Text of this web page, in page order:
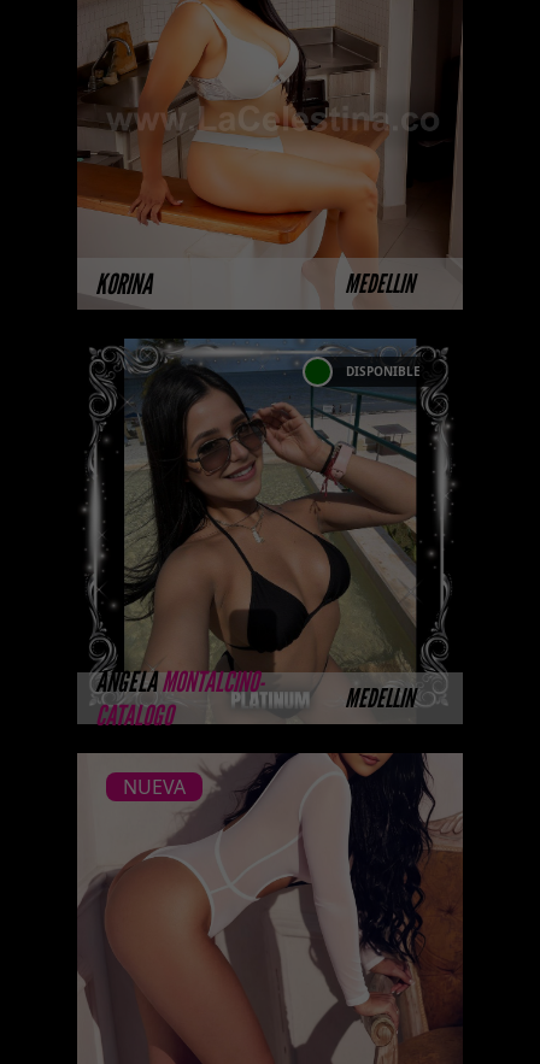
KORINA MEDELLIN
Algunas de nuestras modelos
aún no tienen imágenes
disponibles en la web porque
están completando su sesión
fotográfica prof ...
MÁS INFORMACIÓN
ANGELAMONTALCINO-
CATALOGO
MEDELLIN
DISPONIBLE
ANGELA MONTALCINO-
CATALOGO PLATINO
Esta modelo pertenece a nuestro
Catálogo Privado Platinum.
Selección privada de modelos
con un nivel de belleza y
performance supe ...
MÁS INFORMACIÓN
NUEVA
CAMILA LYNOS -
CATALAGO PLATINO
NUEVA
Platinum Esta modelo pertenece
a nuestro Catálogo Privado
Platinum. Selección privada de
modelos con un nivel de belleza
y perform ...